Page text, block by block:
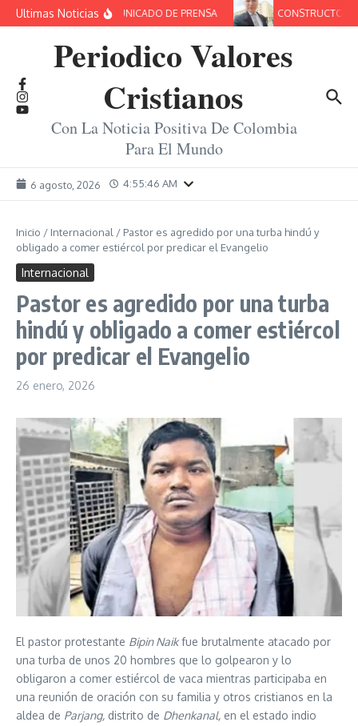
Saltar al contenido
Ultimas NoticiasCOMUNICADO DE PRENSA
Periodico Valores
Cristianos
Con La Noticia Positiva De Colombia
Para El Mundo
6 agosto, 2026 4:55:47 AM
Inicio / Internacional / Pastor es agredido por una turba hindú y
obligado a comer estiércol por predicar el Evangelio
Internacional
Pastor es agredido por una turba
hindú y obligado a comer estiércol
por predicar el Evangelio
26 enero, 2026
El pastor protestante Bipin Naikfue brutalmente atacado por
una turba de unos 20 hombres que lo golpearon y lo
obligaron a comer estiércol de vaca mientras participaba en
una reunión de oración con su familia y otros cristianos en la
aldea de Parjang, distrito de Dhenkanal, en el estado indio